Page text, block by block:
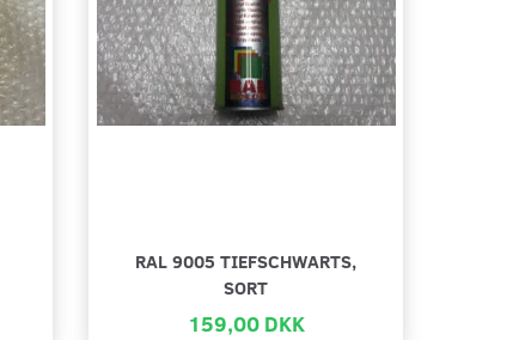
RAL 9005 TIEFSCHWARTS,
SORT
159,00 DKK